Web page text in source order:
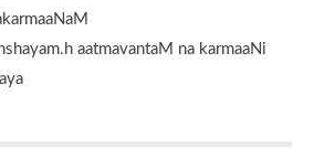
aatmavantaM na karmaaNi